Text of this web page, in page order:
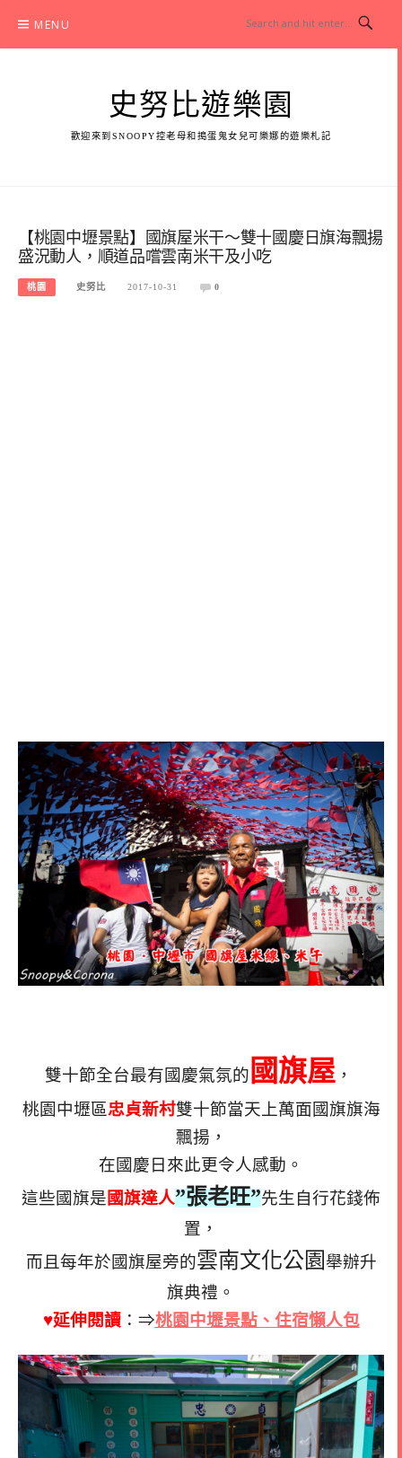
content
MENU
史努比遊樂園
歡迎來到SNOOPY控老母和搗蛋鬼女兒可樂娜的遊樂札記
【桃園中壢景點】國旗屋米干～雙十國慶日旗海飄揚
盛況動人，順道品嚐雲南米干及小吃
桃園 史努比 2017-10-31 0
雙十節全台最有國慶氣氛的 國旗屋 ，
桃園中壢區忠貞新村雙十節當天上萬面國旗旗海
飄揚，
在國慶日來此更令人感動。
這些國旗是國旗達人”張老旺”先生自行花錢佈
置，
而且每年於國旗屋旁的雲南文化公園 舉辦升
旗典禮。
♥延伸閱讀：⇒桃園中壢景點、住宿懶人包